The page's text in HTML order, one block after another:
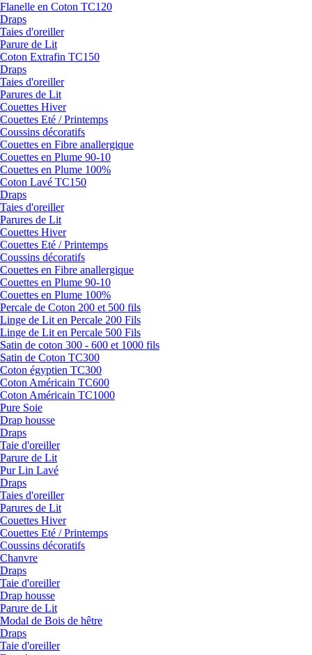
Flanelle en Coton TC120
Draps
Taies d'oreiller
Parure de Lit
Coton Extrafin TC150
Draps
Taies d'oreiller
Parures de Lit
Couettes Hiver
Couettes Eté / Printemps
Coussins décoratifs
Couettes en Fibre anallergique
Couettes en Plume 90-10
Couettes en Plume 100%
Coton Lavé TC150
Draps
Taies d'oreiller
Parures de Lit
Couettes Hiver
Couettes Eté / Printemps
Coussins décoratifs
Couettes en Fibre anallergique
Couettes en Plume 90-10
Couettes en Plume 100%
Percale de Coton 200 et 500 fils
Linge de Lit en Percale 200 Fils
Linge de Lit en Percale 500 Fils
Satin de coton 300 - 600 et 1000 fils
Satin de Coton TC300
Coton égyptien TC300
Coton Américain TC600
Coton Américain TC1000
Pure Soie
Drap housse
Draps
Taie d'oreiller
Parure de Lit
Pur Lin Lavé
Draps
Taies d'oreiller
Parures de Lit
Couettes Hiver
Couettes Eté / Printemps
Coussins décoratifs
Chanvre
Draps
Taie d'oreiller
Drap housse
Parure de Lit
Modal de Bois de hêtre
Draps
Taie d'oreiller